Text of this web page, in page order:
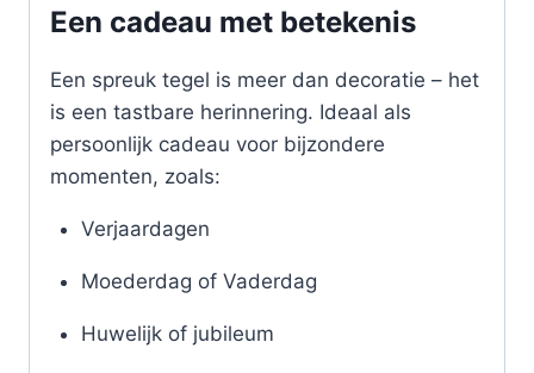
Een cadeau met betekenis
Een spreuk tegel is meer dan decoratie – het
is een tastbare herinnering. Ideaal als
persoonlijk cadeau voor bijzondere
momenten, zoals:
Verjaardagen
Moederdag of Vaderdag
Huwelijk of jubileum